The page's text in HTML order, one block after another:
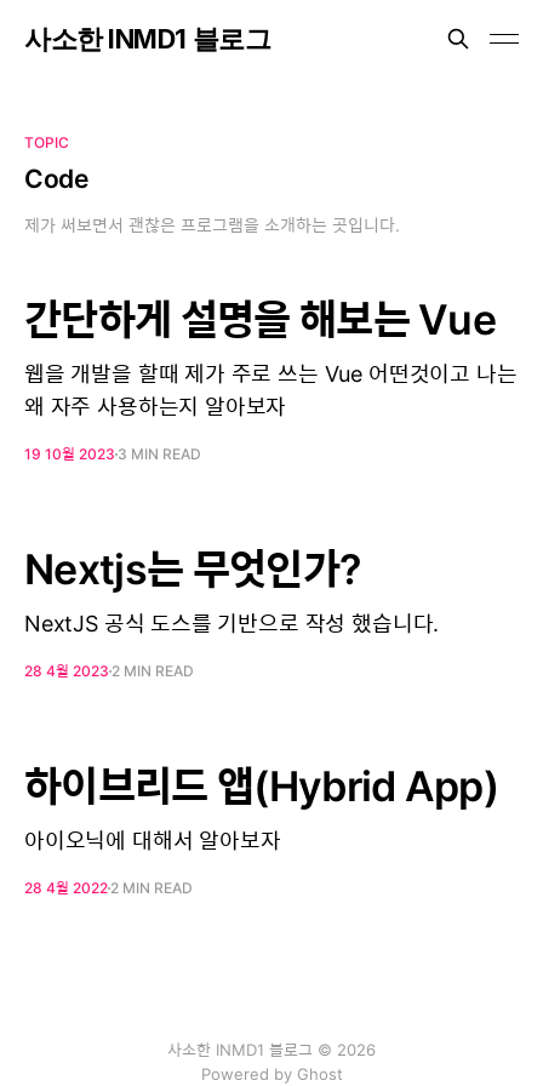
사소한 INMD1 블로그
TOPIC
Code
제가 써보면서 괜찮은 프로그램을 소개하는 곳입니다.
간단하게 설명을 해보는 Vue
웹을 개발을 할때 제가 주로 쓰는 Vue 어떤것이고 나는
왜 자주 사용하는지 알아보자
19 10월 2023 3 MIN READ
Nextjs는 무엇인가?
NextJS 공식 도스를 기반으로 작성 했습니다.
28 4월 2023 2 MIN READ
하이브리드 앱(Hybrid App)
아이오닉에 대해서 알아보자
28 4월 2022 2 MIN READ
사소한 INMD1 블로그 © 2026
Powered by Ghost